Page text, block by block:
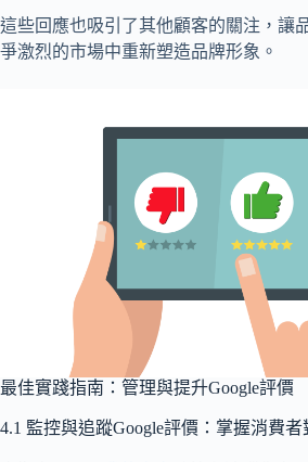
這些回應也吸引了其他顧客的關注，讓
爭激烈的市場中重新塑造品牌形象。
最佳實踐指南：管理與提升Google評價
4.1 監控與追蹤Google評價：掌握消費